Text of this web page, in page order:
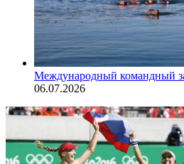
Международный командный
06.07.2026